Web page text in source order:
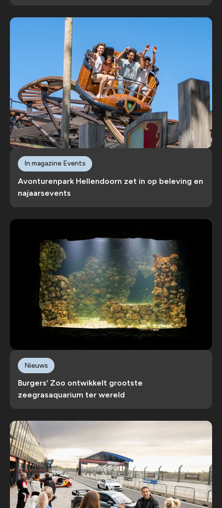
Avonturenpark Hellendoorn zet in op beleving en
najaarsevents
In magazine Events
Burgers’ Zoo ontwikkelt grootste
zeegrasaquarium ter wereld
Nieuws